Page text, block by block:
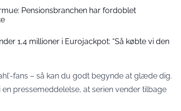
Pensionsbranchen har fordoblet
1,4 millioner i Eurojackpot: “Så købte vi den
fans – så kan du godt begynde at glæde dig.
en pressemeddelelse, at serien vender tilbage